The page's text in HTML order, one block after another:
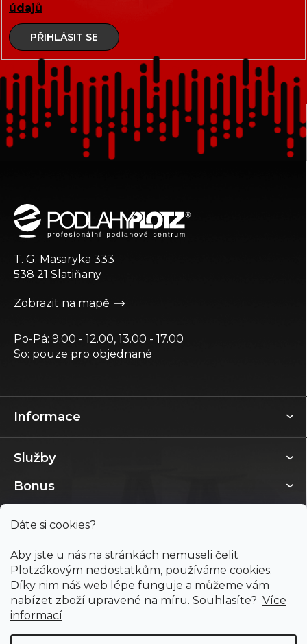
Dáte si cookies?
Aby jste u nás na stránkách nemuseli čelit
Plotzákovým nedostatkům, používáme cookies.
Díky nim náš web lépe funguje a můžeme vám
nabízet zboží upravené na míru. Souhlasíte? Více
informací
údajů
PŘIHLÁSIT SE
Informace
Služby
Bonus
T. G. Masaryka 333
538 21 Slatiňany
Zobrazit na mapě
Po-Pá: 9.00 - 12.00, 13.00 - 17.00
So: pouze pro objednané